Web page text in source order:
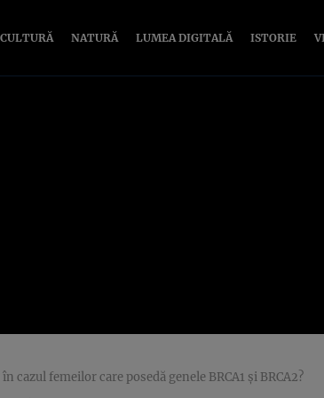
CULTURĂ NATURĂ LUMEA DIGITALĂ ISTORIE
femeilor care posedă genele BRCA1 şi BRCA2?